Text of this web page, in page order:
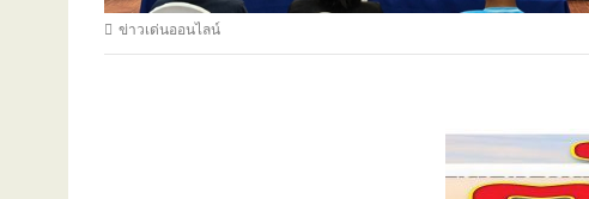
ข่าวเด่นออนไลน์